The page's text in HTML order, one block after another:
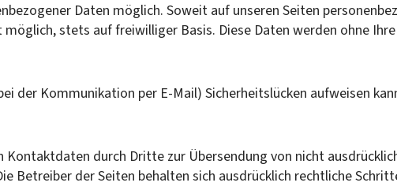
Daten möglich. Soweit auf unseren Seiten
stets auf freiwilliger Basis. Diese Daten werden ohne
der Kommunikation per E-Mail) Sicherheitslücken aufweisen
durch Dritte zur Übersendung von nicht
der Seiten behalten sich ausdrücklich rechtliche